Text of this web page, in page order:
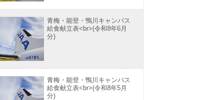
青梅・能登・鴨川キャンパス
給食献立表<br>(令和8年6月
分)
青梅・能登・鴨川キャンパス
給食献立表<br>(令和8年5月
分)